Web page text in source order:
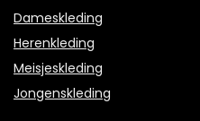
Dameskleding
Herenkleding
Meisjeskleding
Jongenskleding